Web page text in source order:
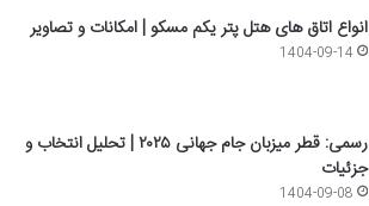
انواع اتاق های هتل پتر یکم مسکو | امکانات و تصاویر
1404-09-14
رسمی: قطر میزبان جام جهانی ۲۰۲۵ | تحلیل انتخاب و
جزئیات
1404-09-08